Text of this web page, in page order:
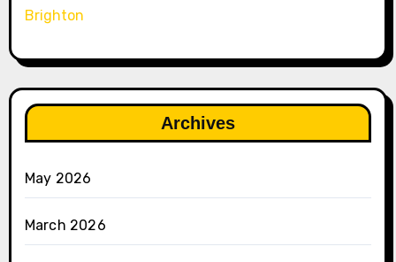
Brighton
Archives
May 2026
March 2026